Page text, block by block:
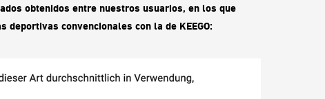
obtenidos entre nuestros usuarios, en los que
convencionales con la de KEEGO: